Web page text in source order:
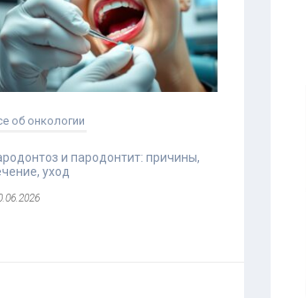
об онкологии
и пародонтит: причины,
уход